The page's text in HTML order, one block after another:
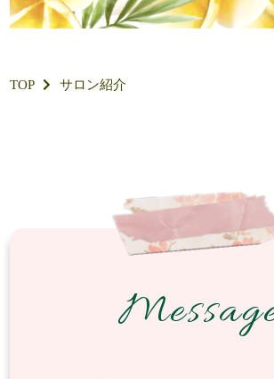
TOP サロン紹介